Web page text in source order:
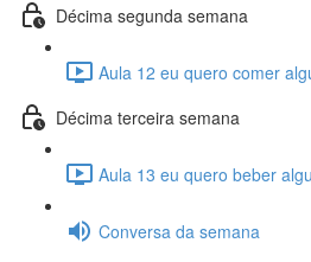
Décima segunda semana
Aula 12 eu quero comer
Décima terceira semana
Aula 13 eu quero beber
Conversa da semana